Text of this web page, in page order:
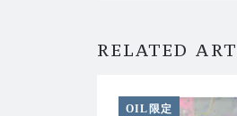
「輝く色彩の不思議
RELATED
OIL限定